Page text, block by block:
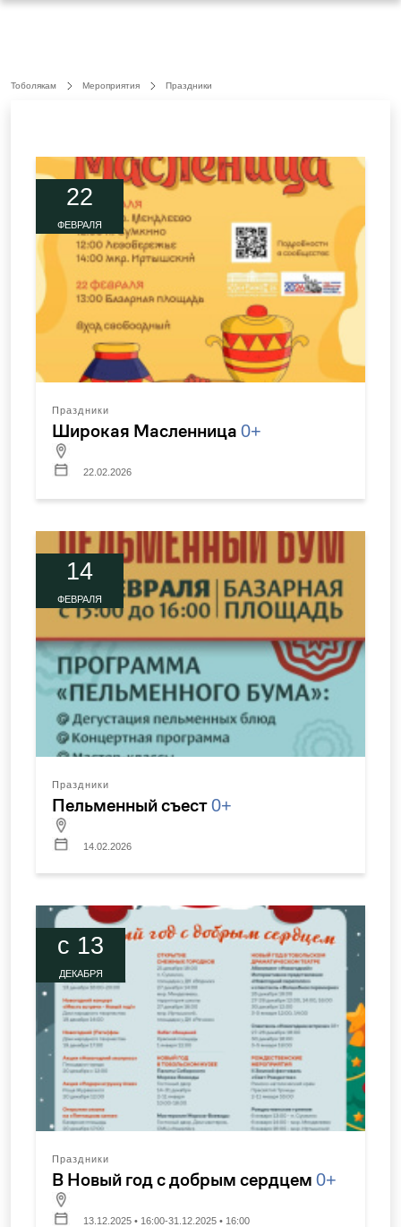
Тоболякам Мероприятия Праздники
22
ФЕВРАЛЯ
Праздники
Широкая Масленница 0+
22.02.2026
14
ФЕВРАЛЯ
Праздники
Пельменный съест0+
14.02.2026
c 13
ДЕКАБРЯ
Праздники
В Новый год с добрым сердцем 0+
13.12.2025 • 16:00-31.12.2025 • 16:00